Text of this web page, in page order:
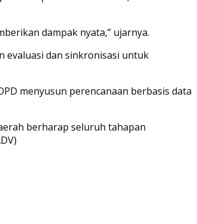
dampak nyata,” ujarnya.
evaluasi dan sinkronisasi untuk
menyusun perencanaan berbasis data
berharap seluruh tahapan